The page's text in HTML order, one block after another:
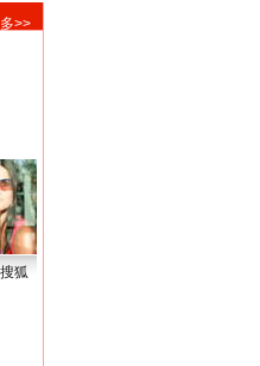
>>
狐